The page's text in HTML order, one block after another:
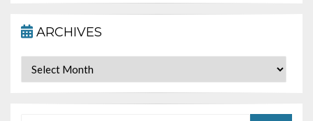
ARCHIVES
Archives